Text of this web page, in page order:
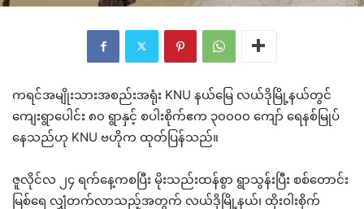
ကရင်အမျိုးသားအစည်းအရုံး KNU နယ်မြေ လယ်ဒိုမြို့နယ်တွင်
ကျေးရွာပေါင်း ၈၀ ရွာနှင့် စပါးစိုက်ဧက ၃၀၀၀၀ ကျော် ရေနစ်မြုပ်
နေသည်ဟု KNU ဗဟိုက ထုတ်ပြန်သည်။
ဇူလိုင်လ ၂၄ ရက်နေ့ကစပြီး မိုးသည်းထန်စွာ ရွာသွန်းပြီး စစ်တောင်း
မြစ်ရေ လျှံတက်လာသည့်အတွက် လယ်ဒိုမြို့နယ်၊ ထိုးဝါးစိုက်